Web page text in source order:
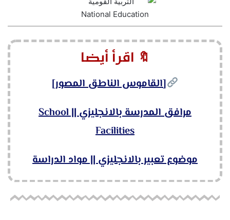
🔖 اقرأ أيضا
[القاموس الناطق المصور]
مرافق المدرسة بالانجليزي || School
Facilities
موضوع تعبير بالانجليزي || مواد الدراسة